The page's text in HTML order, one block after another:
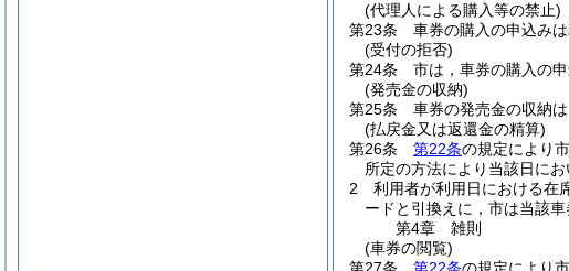
(代理人による購入等の禁止)
第23条
車券の購入の申込み
(受付の拒否)
第24条
市は，車券の購入の
(発売金の収納)
第25条
車券の発売金の収納
(払戻金又は返還金の精算)
第26条
第22条の規定により
所定の方法により当該日にお
2
利用者が利用日における在
ードと引換えに，市は当該車
第4章
雑則
(車券の閲覧)